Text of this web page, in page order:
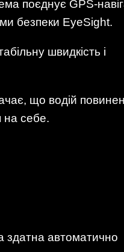
поєднує GPS-
безпеки EyeSight.
швидкість і
що водій повинен
на себе.
здатна автоматично